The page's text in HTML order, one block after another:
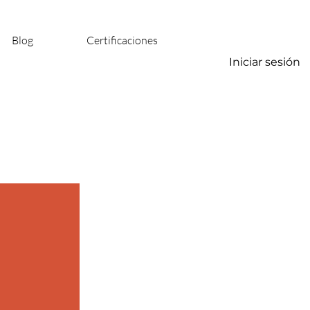
Blog Certificaciones
Iniciar sesión